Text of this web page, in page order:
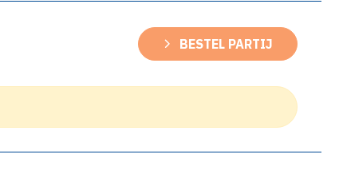
BESTEL PARTIJ